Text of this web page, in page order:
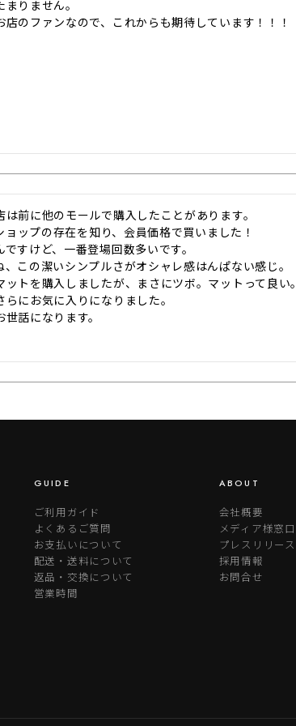
りません。
は前に他のモールで購入したことがあります。
ョップの存在を知り、会員価格で買いました！
すけど、一番登場回数多いです。
、この潔いシンプルさがオシャレ感はんぱない感じ。
ットを購入しましたが、まさにツボ。マットって良い。
らにお気に入りになりました。
話になります。
GUIDE
ご利用ガイド
よくあるご質問
お支払いについて
配送・送料について
返品・交換について
営業時間
ABOUT
会社概要
メディア様窓口
プレスリリース
採用情報
お問合せ